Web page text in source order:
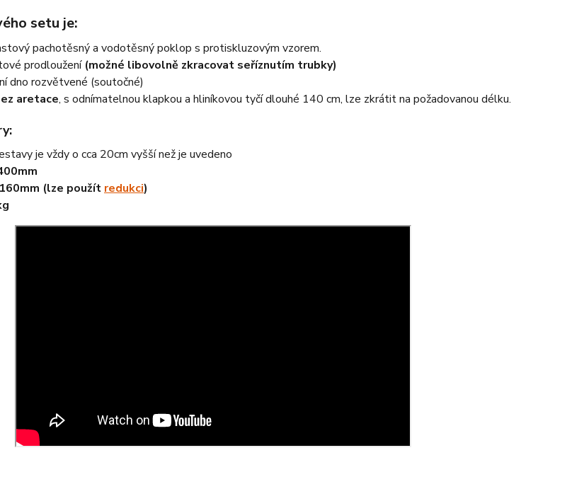
setu je:
pachotěsný a vodotěsný poklop s protiskluzovým vzorem.
prodloužení (možné libovolně zkracovat seříznutím trubky)
dno rozvětvené (soutočné)
aretace, s odnímatelnou klapkou a hliníkovou tyčí dlouhé 140 cm, lze zkrátit na požadovanou délku.
je vždy o cca 20cm vyšší než je uvedeno
160mm (lze použít redukci)